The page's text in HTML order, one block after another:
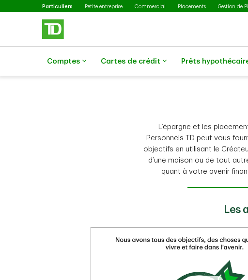
Passer au contenu principal
Particuliers Sélectionné
Petite entreprise Commercial Placements Gestion de
Comptes Cartes de crédit Prêts
L’épargne et les
Personnels TD peut vous
objectifs en utilisant le
d’une maison ou de tout
quant à votre avenir
Les